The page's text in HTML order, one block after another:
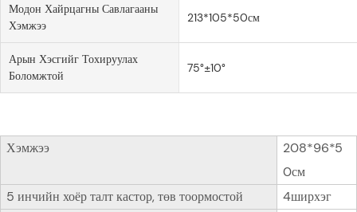
Модон Хайрцагны Савлагааны
Хэмжээ
213*105*50см
Арын Хэсгийг Тохируулах
Боломжтой
75°±10°
Хэмжээ
208*96*5
0см
5 инчийн хоёр талт кастор, төв тоормостой
4ширхэг